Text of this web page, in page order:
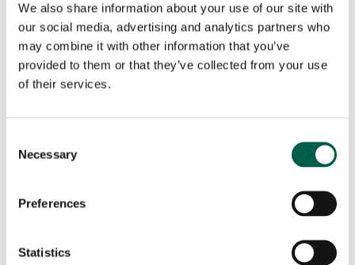
We also share information about your use of our site with
our social media, advertising and analytics partners who
may combine it with other information that you’ve
provided to them or that they’ve collected from your use
of their services.
Selection
Necessary
Preferences
Statistics
des hublots transparents, qui permettent à la
lumière de filtrer à l’intérieur, augmentant la
visibilité ;
les portes piétonnes, pour faciliter l’entrée et la
une innovation du secteur qui réduit la
des portes sectionnelles industrielles doit être conforme
à laréglementation 12453-12445 / CE et à la norme